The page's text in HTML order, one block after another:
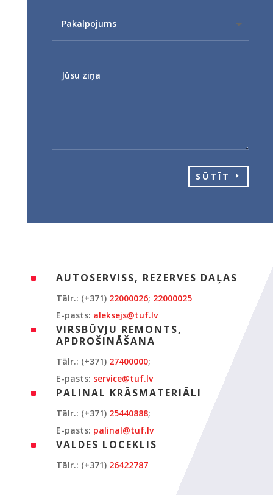
SŪTĪT
^ AUTOSERVISS, REZERVES DAĻAS
Tālr.: (+371) 22000026; 22000025
E-pasts: aleksejs@tuf.lv
^
VIRSBŪVJU REMONTS,
APDROŠINĀŠANA
Tālr.: (+371) 27400000;
E-pasts: service@tuf.lv
^ PALINAL KRĀSMATERIĀLI
Tālr.: (+371) 25440888;
E-pasts: palinal@tuf.lv
^ VALDES LOCEKLIS
Tālr.: (+371) 26422787